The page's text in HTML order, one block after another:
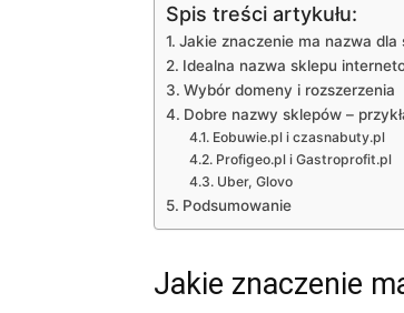
Spis treści artykułu:
Jakie znaczenie ma nazwa dla
Idealna nazwa sklepu
Wybór domeny i rozszerzenia
Dobre nazwy sklepów –
Eobuwie.pl i czasnabuty.pl
Profigeo.pl i Gastroprofit.pl
Uber, Glovo
Podsumowanie
Jakie znaczenie